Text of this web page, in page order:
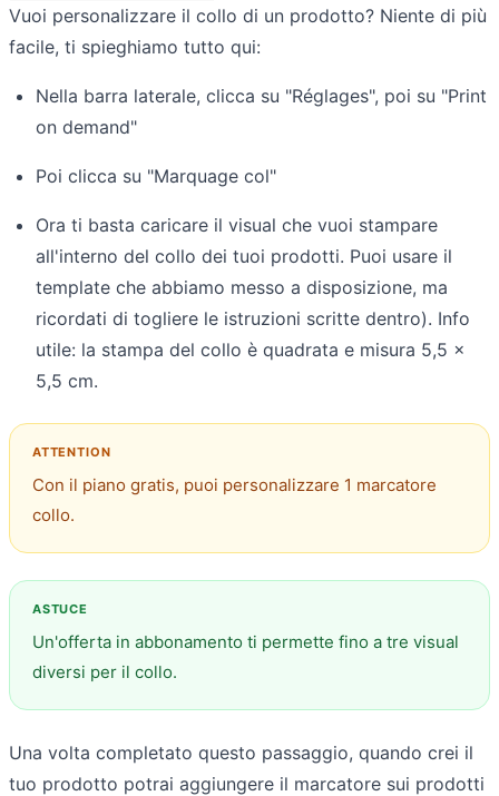
Vuoi personalizzare il collo di un prodotto? Niente di più
facile, ti spieghiamo tutto qui:
Nella barra laterale, clicca su "Réglages", poi su "Print
on demand"
Poi clicca su "Marquage col"
Ora ti basta caricare il visual che vuoi stampare
all'interno del collo dei tuoi prodotti. Puoi usare il
template che abbiamo messo a disposizione, ma
ricordati di togliere le istruzioni scritte dentro). Info
utile: la stampa del collo è quadrata e misura 5,5 x
5,5 cm.
Con il piano gratis, puoi personalizzare 1 marcatore
collo.
Un'offerta in abbonamento ti permette fino a tre visual
diversi per il collo.
Una volta completato questo passaggio, quando crei il
tuo prodotto potrai aggiungere il marcatore sui prodotti